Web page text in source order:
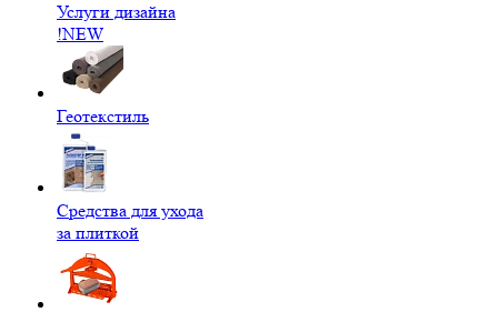
Услуги дизайна
!NEW
Геотекстиль
Средства для ухода
за плиткой